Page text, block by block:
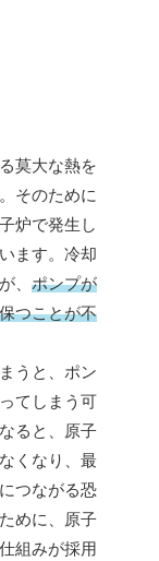
莫大な熱を
そのために
炉で発生し
ます。冷却
、 ポンプが
つことが不
うと、ポン
てしまう可
ると、原子
くなり、最
つながる恐
めに、原子
組みが採用